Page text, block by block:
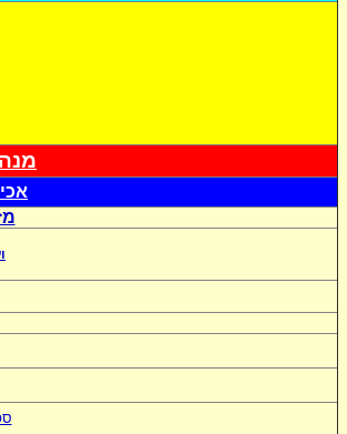
אכי